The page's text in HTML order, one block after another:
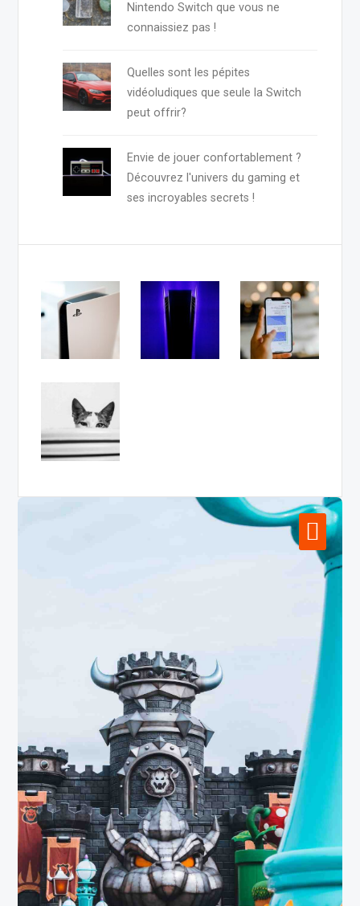
Nintendo Switch que vous ne
connaissiez pas !
Quelles sont les pépites
vidéoludiques que seule la Switch
peut offrir?
Envie de jouer confortablement ?
Découvrez l'univers du gaming et
ses incroyables secrets !